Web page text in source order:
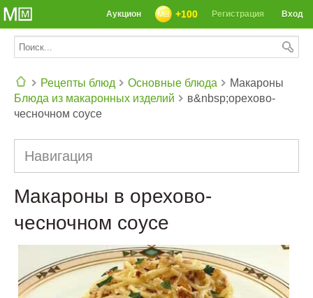
Вход
Регистрация
+100
Аукцион
Рецепты блюд
Основные блюда
Блюда из макаронных изделий
Макароны
в&nbsp;орехово-
чесночном соусе
Навигация
Макароны в орехово-
чесночном соусе